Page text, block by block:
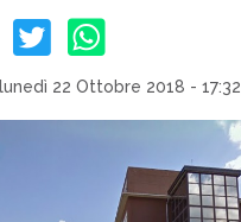
lunedì 22 Ottobre 2018 - 17:32